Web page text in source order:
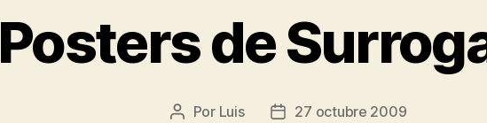
Posters de
Autor
Por Luis
Fecha27 octubre 2009